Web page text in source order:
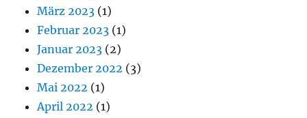
März 2023 (1)
Februar 2023 (1)
Januar 2023 (2)
Dezember 2022 (3)
Mai 2022 (1)
April 2022 (1)